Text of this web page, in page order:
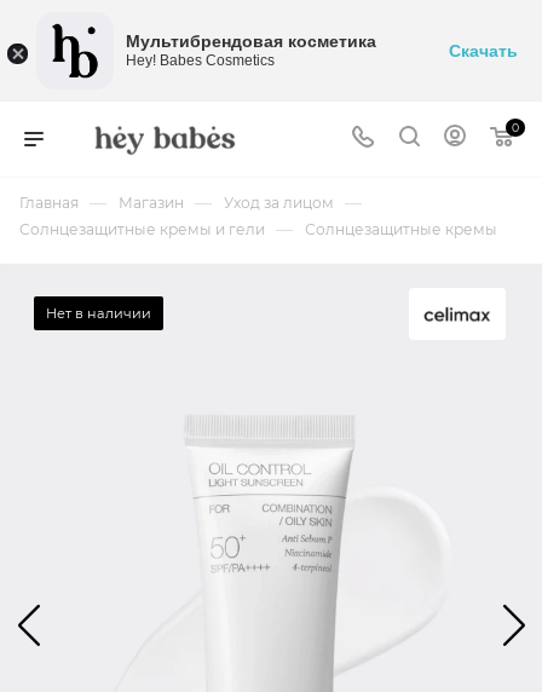
0
Главная — Магазин — Уход за лицом —
Солнцезащитные кремы и гели — Солнцезащитные кремы
Нет в наличии
Мультибрендовая косметика
Hey! Babes Cosmetics Скачать